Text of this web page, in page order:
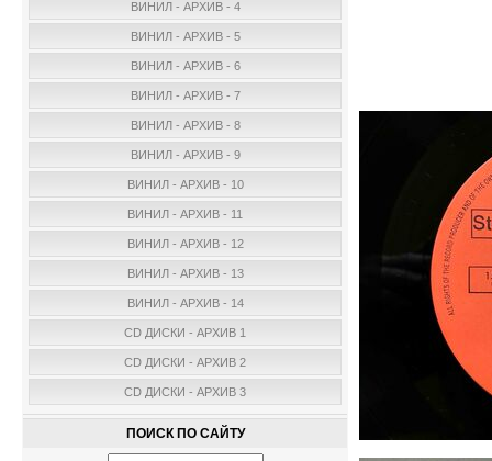
ВИНИЛ - АРХИВ - 4
ВИНИЛ - АРХИВ - 5
ВИНИЛ - АРХИВ - 6
ВИНИЛ - АРХИВ - 7
ВИНИЛ - АРХИВ - 8
ВИНИЛ - АРХИВ - 9
ВИНИЛ - АРХИВ - 10
ВИНИЛ - АРХИВ - 11
ВИНИЛ - АРХИВ - 12
ВИНИЛ - АРХИВ - 13
ВИНИЛ - АРХИВ - 14
CD ДИСКИ - АРХИВ 1
CD ДИСКИ - АРХИВ 2
CD ДИСКИ - АРХИВ 3
ПОИСК ПО САЙТУ